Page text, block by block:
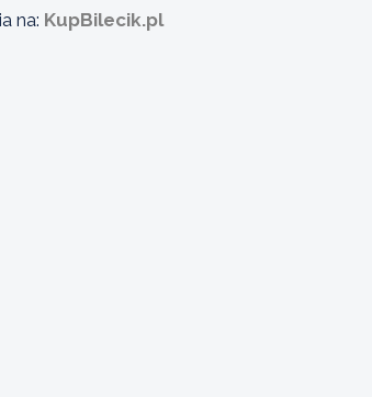
na: KupBilecik.pl